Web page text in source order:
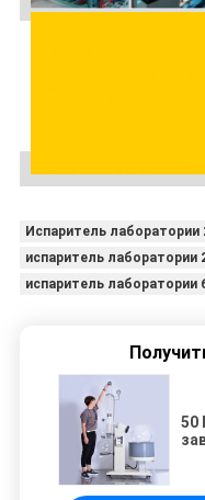
Испаритель лаборатории
испаритель лаборатории
испаритель лаборатории
50